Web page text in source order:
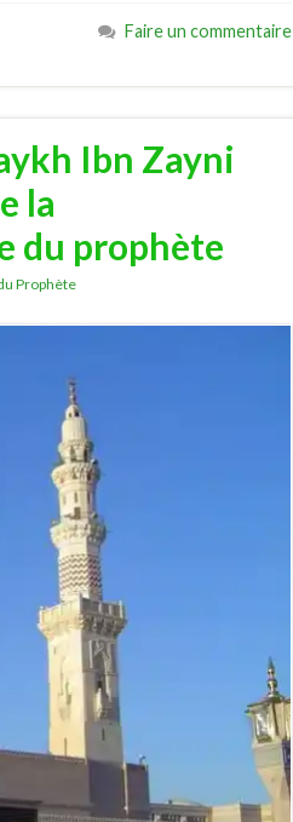
Faire un commentaire
Ibn Zayni
la
du prophète
Prophète